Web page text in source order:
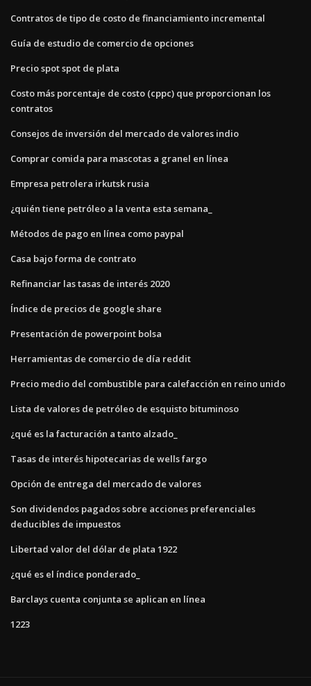
Contratos de tipo de costo de financiamiento incremental
Guía de estudio de comercio de opciones
Precio spot spot de plata
Costo más porcentaje de costo (cppc) que proporcionan los
contratos
Consejos de inversión del mercado de valores indio
Comprar comida para mascotas a granel en línea
Empresa petrolera irkutsk rusia
¿quién tiene petróleo a la venta esta semana_
Métodos de pago en línea como paypal
Casa bajo forma de contrato
Refinanciar las tasas de interés 2020
Índice de precios de google share
Presentación de powerpoint bolsa
Herramientas de comercio de día reddit
Precio medio del combustible para calefacción en reino unido
Lista de valores de petróleo de esquisto bituminoso
¿qué es la facturación a tanto alzado_
Tasas de interés hipotecarias de wells fargo
Opción de entrega del mercado de valores
Son dividendos pagados sobre acciones preferenciales
deducibles de impuestos
Libertad valor del dólar de plata 1922
¿qué es el índice ponderado_
Barclays cuenta conjunta se aplican en línea
1223